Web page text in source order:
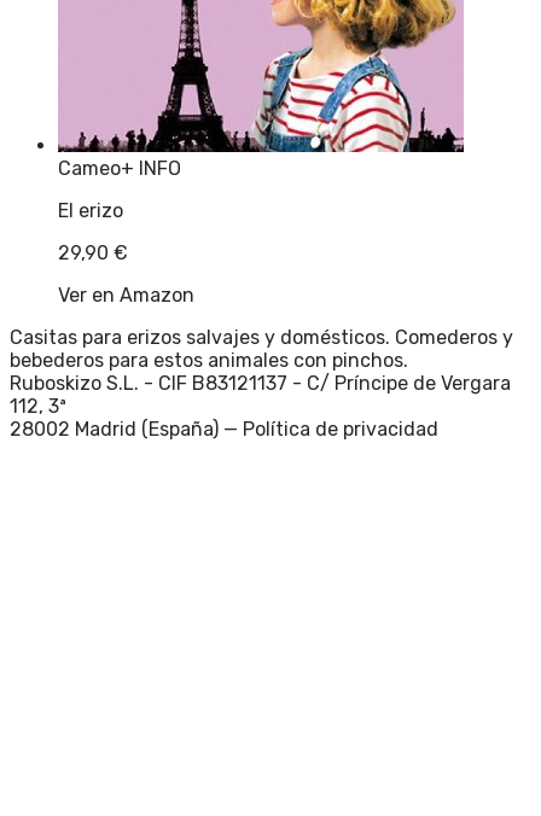
Cameo+ INFO
El erizo
29,90 €
Ver en Amazon
Casitas para erizos salvajes y domésticos. Comederos y
bebederos para estos animales con pinchos.
Ruboskizo S.L. - CIF B83121137 - C/ Príncipe de Vergara
112, 3ª
28002 Madrid (España) — Política de privacidad